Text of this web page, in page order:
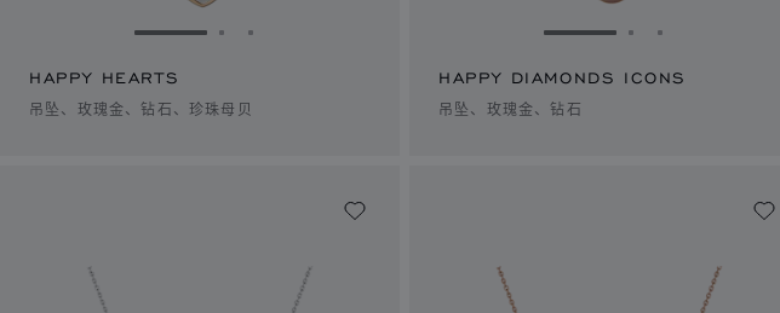
转到幻灯片 1转到幻灯片 2
转到幻灯片 3
HAPPY HEARTS
吊坠、玫瑰金、钻石、珍珠母贝
转到幻灯片 1转到幻灯片 2
转到幻灯片 3
HAPPY DIAMONDS ICONS
吊坠、玫瑰金、钻石